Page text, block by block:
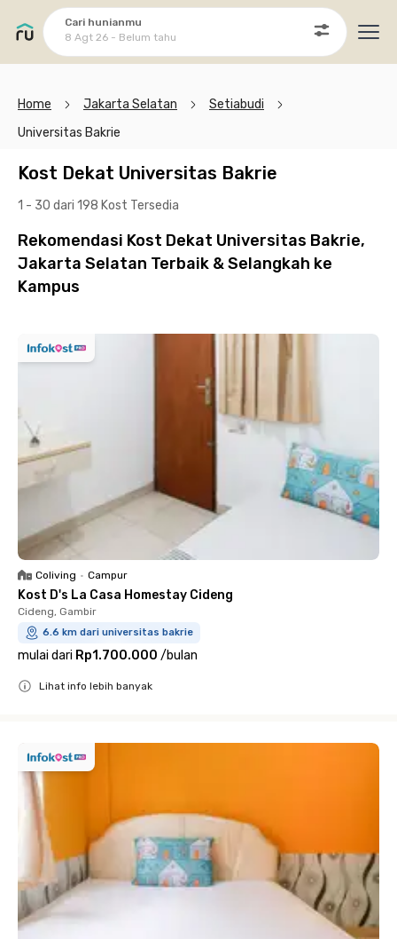
Cari hunianmu
8 Agt 26 - Belum tahu
Home Jakarta Selatan
Setiabudi
Universitas Bakrie
Kost Dekat Universitas Bakrie
1 - 30 dari 198 Kost Tersedia
Rekomendasi Kost Dekat Universitas Bakrie,
Jakarta Selatan Terbaik & Selangkah ke
Kampus
Coliving • Campur
Kost D's La Casa Homestay Cideng
Cideng, Gambir
6.6 km dari universitas bakrie
mulai dari Rp1.700.000 /bulan
Lihat info lebih banyak